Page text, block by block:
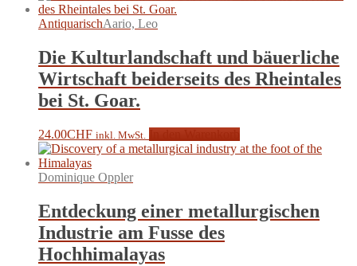
AntiquarischAario, Leo
Die Kulturlandschaft und bäuerliche
Wirtschaft beiderseits des Rheintales
bei St. Goar.
24.00CHF inkl. MwSt.
Dominique Oppler
Entdeckung einer metallurgischen
Industrie am Fusse des
Hochhimalayas